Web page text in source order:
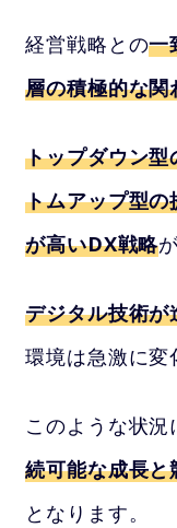
経営戦略との一
層の積極的な関
トップダウン
トムアップ型の
が高いDX戦略
デジタル技術が
環境は急激に変
このような状況
続可能な成長
となります。